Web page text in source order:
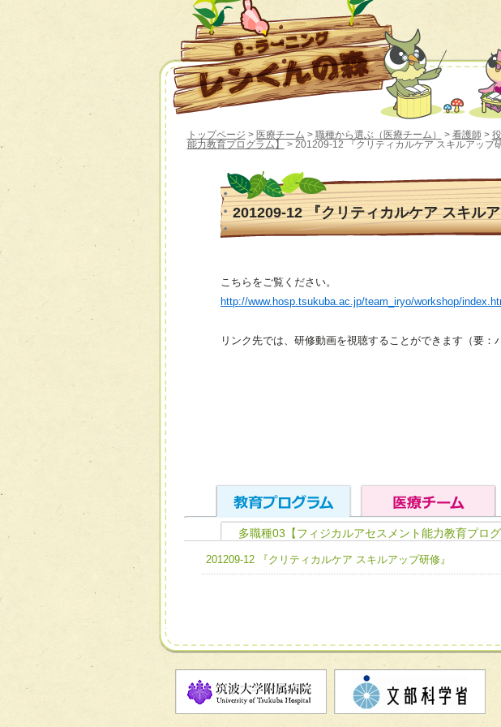
トップページ > 医療チーム > 職種から選ぶ（医療チーム） > 看護師>
能力教育プログラム】
> 201209-12 『クリティカルケア スキルアップ研
201209-12 『クリティカルケア スキル
こちらをご覧ください。
http://www.hosp.tsukuba.ac.jp/team_iryo/workshop/
リンク先では、研修動画を視聴することができます（要：
ユニット１ 医療人としての基礎能力
全人的医療を実践する医療人として、必要な基礎能力を
必要に応じて柔軟に医療チームを組織し、強調できる
ユニット３ 多職種連携力
他職種の視点とスキルを学び、相互理解と連携を深める
チーム01【病院内横断的問題解決チーム】
チーム03【癌患者服薬サポートチーム】
チーム04【口腔ケアチーム】
チーム05【せん妄対策チーム】
多職種03【フィジカルアセスメント能力教育プロ
201209-12 『クリティカルケア スキルアップ研修』